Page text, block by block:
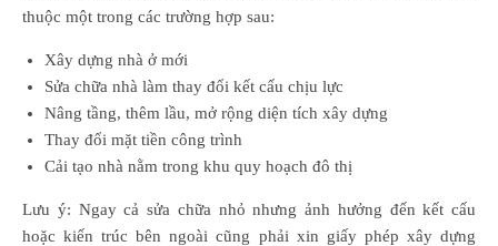
thuộc một trong các trường hợp sau:
Xây dựng nhà ở mới
Sửa chữa nhà làm thay đổi kết cấu chịu lực
Nâng tầng, thêm lầu, mở rộng diện tích xây dựng
Thay đổi mặt tiền công trình
Cải tạo nhà nằm trong khu quy hoạch đô thị
Lưu ý: Ngay cả sửa chữa nhỏ nhưng ảnh hưởng đến kết cấu
hoặc kiến trúc bên ngoài cũng phải xin giấy phép xây dựng